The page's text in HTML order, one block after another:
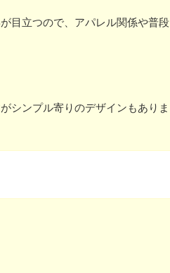
目立つので、アパレル関係や普段
シンプル寄りのデザインもありま